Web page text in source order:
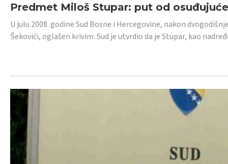
Predmet Miloš Stupar: put od
U julu 2008. godine Sud Bosne i Hercegovine, nakon
Šekovići, oglašen krivim. Sud je utvrdio da je Stupar, kao